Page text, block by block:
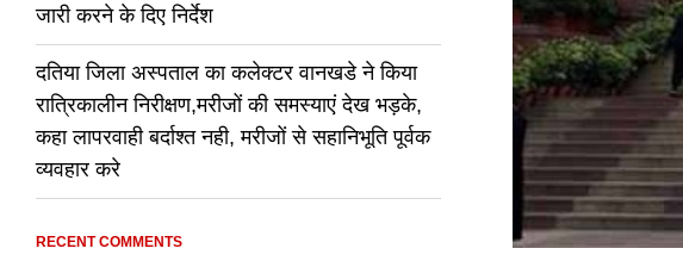
जारी करने के दिए निर्देश
दतिया जिला अस्पताल का कलेक्टर वानखडे ने किया
रात्रिकालीन निरीक्षण,मरीजों की समस्याएं देख भड़के,
कहा लापरवाही बर्दाश्त नही, मरीजों से सहानिभूति पूर्वक
व्यवहार करे
RECENT COMMENTS